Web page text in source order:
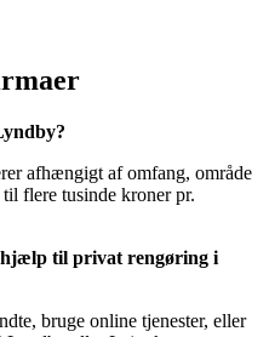
afhængigt af omfang, område
flere tusinde kroner pr.
hjælp til privat rengøring i
bruge online tjenester, eller